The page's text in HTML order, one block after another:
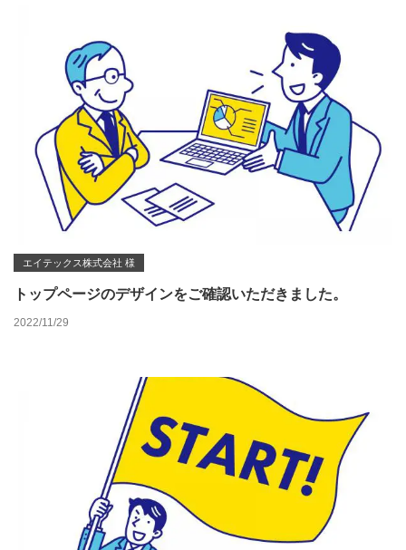
エイテックス株式会社 様
トップページのデザインをご確認いただきました。
2022/11/29